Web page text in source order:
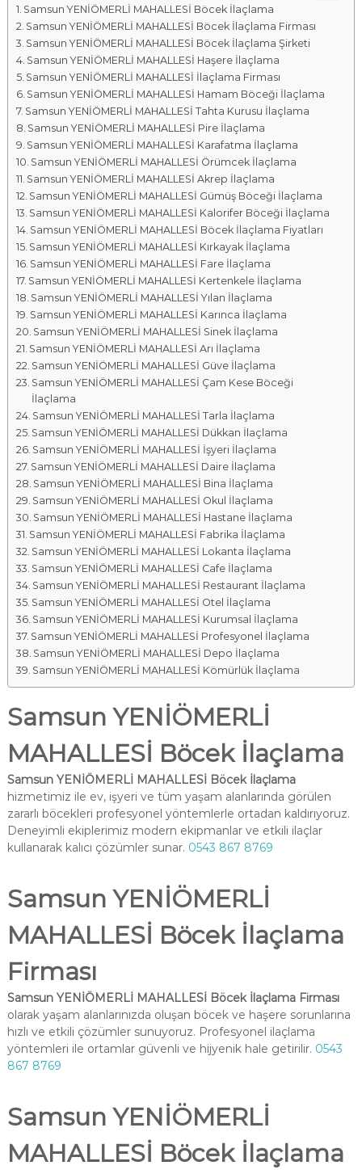
a
l
a
r
ı
Samsun YENİÖMERLİ MAHALLESİ Böcek İlaçlama
Samsun YENİÖMERLİ MAHALLESİ Böcek İlaçlama Firması
Samsun YENİÖMERLİ MAHALLESİ Böcek İlaçlama Şirketi
Samsun YENİÖMERLİ MAHALLESİ Haşere İlaçlama
Samsun YENİÖMERLİ MAHALLESİ İlaçlama Firması
Samsun YENİÖMERLİ MAHALLESİ Hamam Böceği İlaçlama
Samsun YENİÖMERLİ MAHALLESİ Tahta Kurusu İlaçlama
Samsun YENİÖMERLİ MAHALLESİ Pire İlaçlama
Samsun YENİÖMERLİ MAHALLESİ Karafatma İlaçlama
Samsun YENİÖMERLİ MAHALLESİ Örümcek İlaçlama
Samsun YENİÖMERLİ MAHALLESİ Akrep İlaçlama
Samsun YENİÖMERLİ MAHALLESİ Gümüş Böceği İlaçlama
Samsun YENİÖMERLİ MAHALLESİ Kalorifer Böceği İlaçlama
Samsun YENİÖMERLİ MAHALLESİ Böcek İlaçlama Fiyatları
Samsun YENİÖMERLİ MAHALLESİ Kırkayak İlaçlama
Samsun YENİÖMERLİ MAHALLESİ Fare İlaçlama
Samsun YENİÖMERLİ MAHALLESİ Kertenkele İlaçlama
Samsun YENİÖMERLİ MAHALLESİ Yılan İlaçlama
Samsun YENİÖMERLİ MAHALLESİ Karınca İlaçlama
Samsun YENİÖMERLİ MAHALLESİ Sinek İlaçlama
Samsun YENİÖMERLİ MAHALLESİ Arı İlaçlama
Samsun YENİÖMERLİ MAHALLESİ Güve İlaçlama
Samsun YENİÖMERLİ MAHALLESİ Çam Kese Böceği
İlaçlama
Samsun YENİÖMERLİ MAHALLESİ Tarla İlaçlama
Samsun YENİÖMERLİ MAHALLESİ Dükkan İlaçlama
Samsun YENİÖMERLİ MAHALLESİ İşyeri İlaçlama
Samsun YENİÖMERLİ MAHALLESİ Daire İlaçlama
Samsun YENİÖMERLİ MAHALLESİ Bina İlaçlama
Samsun YENİÖMERLİ MAHALLESİ Okul İlaçlama
Samsun YENİÖMERLİ MAHALLESİ Hastane İlaçlama
Samsun YENİÖMERLİ MAHALLESİ Fabrika İlaçlama
Samsun YENİÖMERLİ MAHALLESİ Lokanta İlaçlama
Samsun YENİÖMERLİ MAHALLESİ Cafe İlaçlama
Samsun YENİÖMERLİ MAHALLESİ Restaurant İlaçlama
Samsun YENİÖMERLİ MAHALLESİ Otel İlaçlama
Samsun YENİÖMERLİ MAHALLESİ Kurumsal İlaçlama
Samsun YENİÖMERLİ MAHALLESİ Profesyonel İlaçlama
Samsun YENİÖMERLİ MAHALLESİ Depo İlaçlama
Samsun YENİÖMERLİ MAHALLESİ Kömürlük İlaçlama
Samsun YENİÖMERLİ
MAHALLESİ Böcek İlaçlama
Samsun YENİÖMERLİ MAHALLESİ Böcek İlaçlama
hizmetimiz ile ev, işyeri ve tüm yaşam alanlarında görülen
zararlı böcekleri profesyonel yöntemlerle ortadan kaldırıyoruz.
Deneyimli ekiplerimiz modern ekipmanlar ve etkili ilaçlar
kullanarak kalıcı çözümler sunar. 0543 867 8769
Samsun YENİÖMERLİ
MAHALLESİ Böcek İlaçlama
Firması
Samsun YENİÖMERLİ MAHALLESİ Böcek İlaçlama Firması
olarak yaşam alanlarınızda oluşan böcek ve haşere sorunlarına
hızlı ve etkili çözümler sunuyoruz. Profesyonel ilaçlama
yöntemleri ile ortamlar güvenli ve hijyenik hale getirilir. 0543
867 8769
Samsun YENİÖMERLİ
MAHALLESİ Böcek İlaçlama